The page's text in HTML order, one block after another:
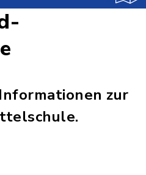
zur